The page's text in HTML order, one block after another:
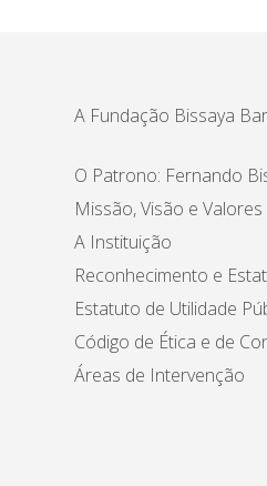
A Fundação Bissaya
O Patrono: Fernando
Missão, Visão e Valores
A Instituição
Reconhecimento e
Estatuto de Utilidade
Código de Ética e de
Áreas de Intervenção